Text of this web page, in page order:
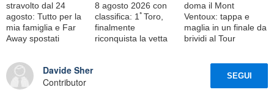
stravolto dal 24
agosto: Tutto per la
mia famiglia e Far
Away spostati
8 agosto 2026 con
classifica: 1ﾟToro,
finalmente
riconquista la vetta
doma il Mont
Ventoux: tappa e
maglia in un finale da
brividi al Tour
Davide Sher
Contributor
SEGUI